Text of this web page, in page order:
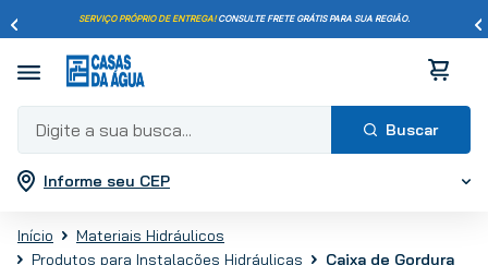
SERVIÇO PRÓPRIO DE ENTREGA!CONSULTE FRETE GRÁTIS PARA SUA REGIÃO.
Digite a sua busca...
Informe seu CEP
Materiais Hidráulicos
Produtos para Instalações Hidráulicas
Caixa de Gordura
Termos mais buscados
º
porcelanato